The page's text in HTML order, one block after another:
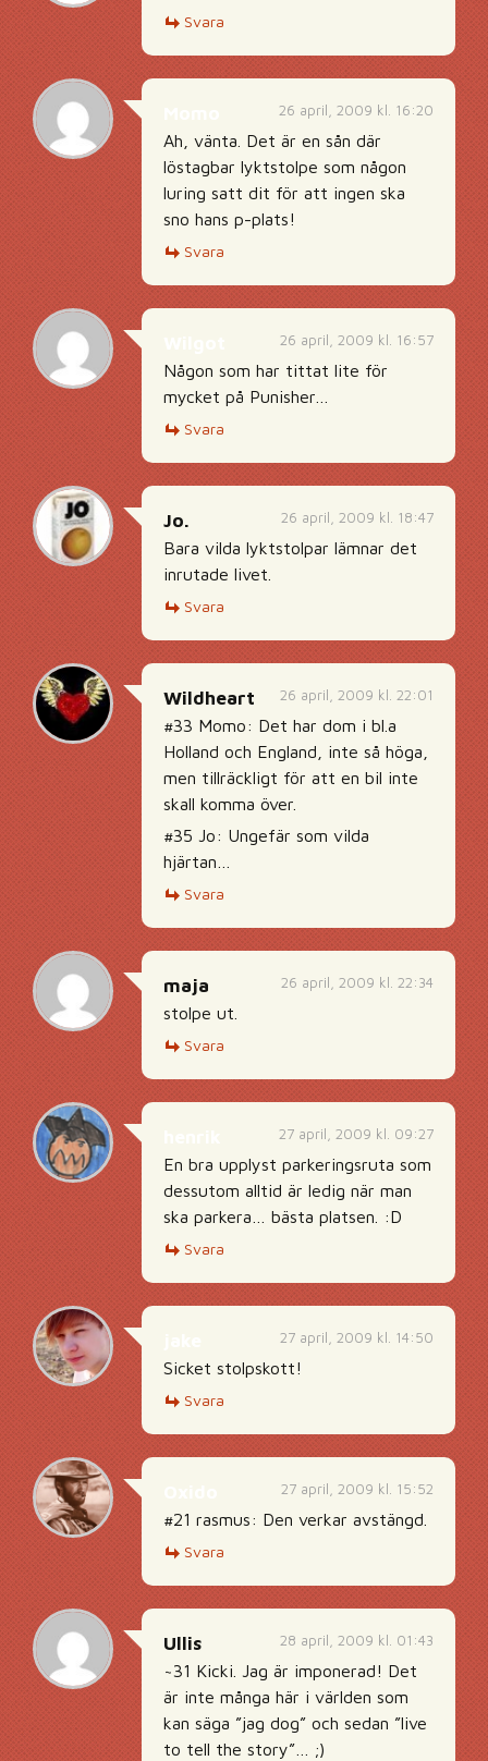
Svara
26 april, 2009 kl. 16:20
Ah, vänta. Det är en sån där
löstagbar lyktstolpe som någon
luring satt dit för att ingen ska
sno hans p-plats!
Svara
26 april, 2009 kl. 16:57
Någon som har tittat lite för
mycket på Punisher…
Svara
26 april, 2009 kl. 18:47
Jo.
Bara vilda lyktstolpar lämnar det
inrutade livet.
Svara
26 april, 2009 kl. 22:01
Wildheart
#33 Momo: Det har dom i bl.a
Holland och England, inte så höga,
men tillräckligt för att en bil inte
skall komma över.
#35 Jo: Ungefär som vilda
hjärtan…
Svara
26 april, 2009 kl. 22:34
maja
stolpe ut.
Svara
27 april, 2009 kl. 09:27
En bra upplyst parkeringsruta som
dessutom alltid är ledig när man
ska parkera… bästa platsen. :D
Svara
27 april, 2009 kl. 14:50
Sicket stolpskott!
Svara
27 april, 2009 kl. 15:52
#21 rasmus: Den verkar avstängd.
Svara
28 april, 2009 kl. 01:43
Ullis
~31 Kicki. Jag är imponerad! Det
är inte många här i världen som
kan säga ”jag dog” och sedan ”live
to tell the story”… ;)